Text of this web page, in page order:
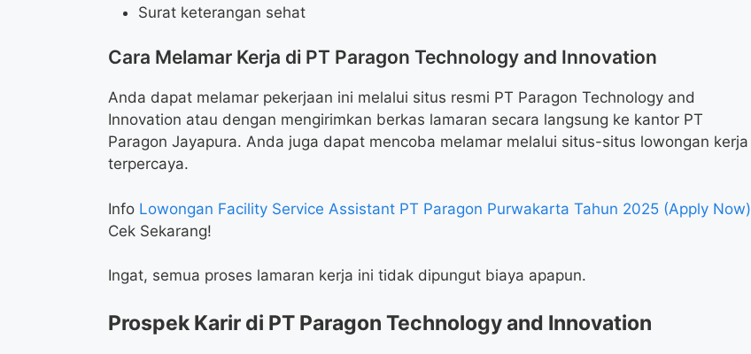
Surat keterangan sehat
Cara Melamar Kerja di PT Paragon Technology and Innovation
Anda dapat melamar pekerjaan ini melalui situs resmi PT Paragon Technology and
Innovation atau dengan mengirimkan berkas lamaran secara langsung ke kantor PT
Paragon Jayapura. Anda juga dapat mencoba melamar melalui situs-situs lowongan kerja
terpercaya.
Info Lowongan Facility Service Assistant PT Paragon Purwakarta Tahun 2025 (Apply Now)
Cek Sekarang!
Ingat, semua proses lamaran kerja ini tidak dipungut biaya apapun.
Prospek Karir di PT Paragon Technology and Innovation